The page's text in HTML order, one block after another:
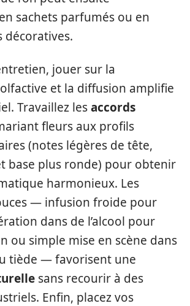
sachets parfumés ou en
décoratives.
jouer sur la
et la diffusion amplifie
Travaillez lesaccords
fleurs aux profils
(notes légères de tête,
base plus ronde) pour obtenir
harmonieux. Les
— infusion froide pour
dans de l’alcool pour
ou simple mise en scène dans
tiède — favorisent une
sans recourir à des
Enfin, placez vos